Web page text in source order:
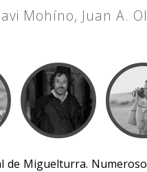
Mohíno, Juan A.
de Miguelturra.